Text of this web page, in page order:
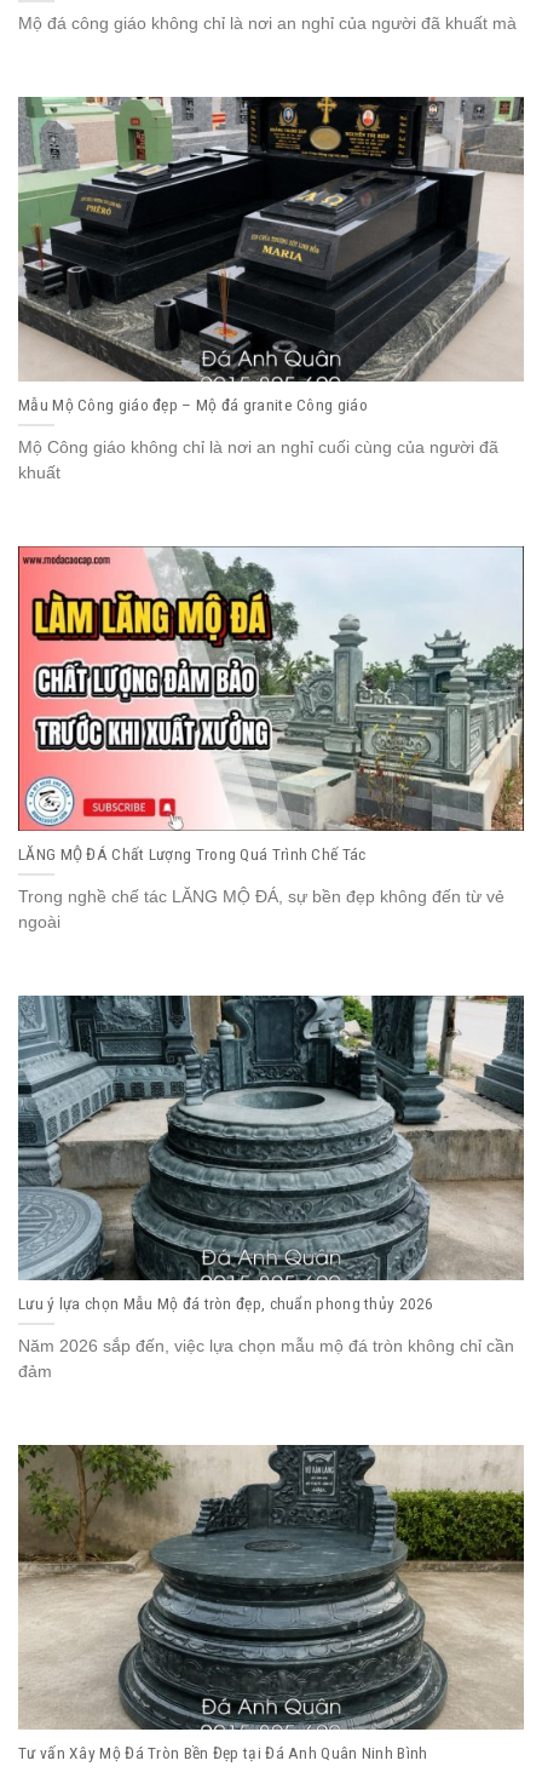
Mộ đá công giáo không chỉ là nơi an nghỉ của người đã khuất mà
Mẫu Mộ Công giáo đẹp – Mộ đá granite Công giáo
Mộ Công giáo không chỉ là nơi an nghỉ cuối cùng của người đã
khuất
LĂNG MỘ ĐÁ Chất Lượng Trong Quá Trình Chế Tác
Trong nghề chế tác LĂNG MỘ ĐÁ, sự bền đẹp không đến từ vẻ
ngoài
Lưu ý lựa chọn Mẫu Mộ đá tròn đẹp, chuẩn phong thủy 2026
Năm 2026 sắp đến, việc lựa chọn mẫu mộ đá tròn không chỉ cần
đảm
Tư vấn Xây Mộ Đá Tròn Bền Đẹp tại Đá Anh Quân Ninh Bình